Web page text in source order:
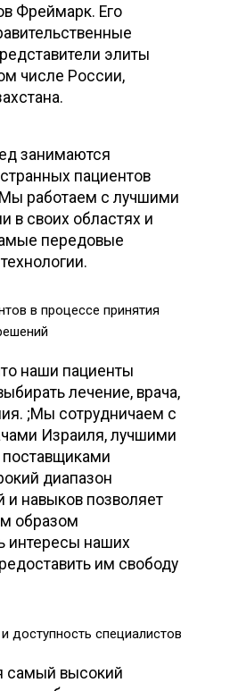
Фреймарк. Его
элиты
числе России,
занимаются
пациентов
работаем с лучшими
в своих областях и
передовые
в процессе принятия
наши пациенты
лечение, врача,
;Мы сотрудничаем с
Израиля, лучшими
диапазон
и навыков позволяет
образом
интересы наших
им свободу
доступность специалистов
самый высокий